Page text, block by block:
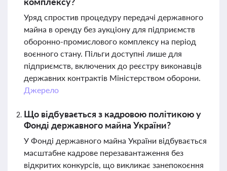
Уряд спростив процедуру передачі державного
майна в оренду без аукціону для підприємств
оборонно-промислового комплексу на період
воєнного стану. Пільги доступні лише для
підприємств, включених до реєстру виконавців
державних контрактів Міністерством оборони.
Джерело
Що відбувається з кадровою політикою у
Фонді державного майна України?
У Фонді державного майна України відбувається
масштабне кадрове перезавантаження без
відкритих конкурсів, що викликає занепокоєння